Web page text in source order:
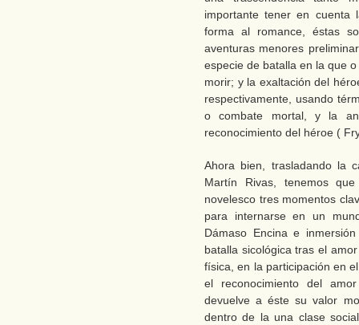
importante tener en cuenta
forma al romance, éstas
aventuras menores
especie de batalla en la que
morir; y la exaltación del
respectivamente, usando
o combate mortal, y la
reconocimiento del héroe (
Ahora bien, trasladando la
Martín Rivas, tenemos
novelesco tres momentos
para internarse en un
Dámaso Encina e
batalla sicológica tras el
física, en la participación en
el reconocimiento del
devuelve a éste su valor
dentro de la una clase